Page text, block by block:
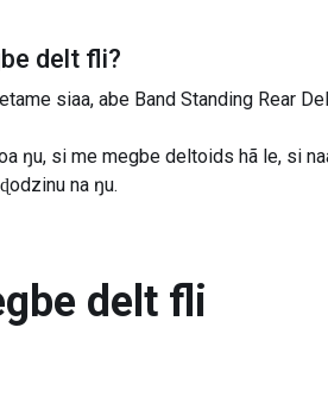
delt fli?
siaa, abe Band Standing Rear
ŋu, si me megbe deltoids hã le, si
na ŋu.
delt fli